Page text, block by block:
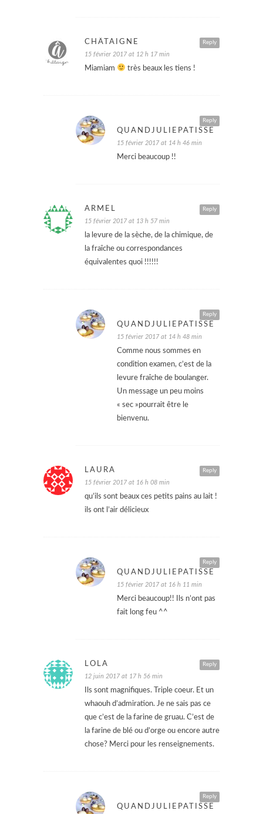
Reply
CHÂTAIGNE
15 février 2017 at 12 h 17 min
Miamiam très beaux les tiens !
Reply
QUANDJULIEPATISSE
15 février 2017 at 14 h 46 min
Merci beaucoup !!
Reply
ARMEL
15 février 2017 at 13 h 57 min
la levure de la sèche, de la chimique, de
la fraîche ou correspondances
équivalentes quoi !!!!!!
Reply
QUANDJULIEPATISSE
15 février 2017 at 14 h 48 min
Comme nous sommes en
condition examen, c’est de la
levure fraîche de boulanger.
Un message un peu moins
« sec »pourrait être le
bienvenu.
Reply
LAURA
15 février 2017 at 16 h 08 min
qu’ils sont beaux ces petits pains au lait !
ils ont l’air délicieux
Reply
QUANDJULIEPATISSE
15 février 2017 at 16 h 11 min
Merci beaucoup!! Ils n’ont pas
fait long feu ^^
Reply
LOLA
12 juin 2017 at 17 h 56 min
Ils sont magnifiques. Triple coeur. Et un
whaouh d’admiration. Je ne sais pas ce
que c’est de la farine de gruau. C’est de
la farine de blé ou d’orge ou encore autre
chose? Merci pour les renseignements.
Reply
QUANDJULIEPATISSE